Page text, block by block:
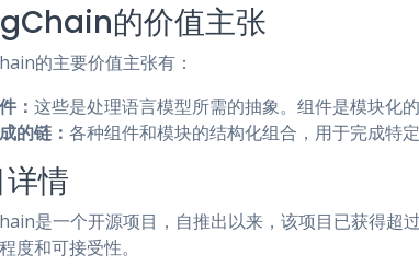
的价值主张
的主要价值主张有：
： 这些是处理语言模型所需的抽象。组件是模块化
的链： 各种组件和模块的结构化组合，用于完成特
情
是一个开源项目，自推出以来，该项目已获得超
度和可接受性。